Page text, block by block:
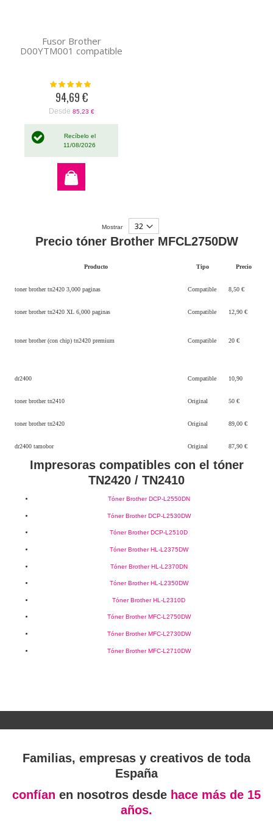
Fusor Brother
D00YTM001 compatible
Valoración:
94,69 €
Desde 85,23 €
Recíbelo el
11/08/2026
Mostrar
Precio tóner Brother MFCL2750DW
Producto Tipo Precio
toner brother tn2420 3,000 paginas Compatible 8,50 €
toner brother tn2420 XL 6,000 paginas Compatible 12,90 €
toner brother (con chip) tn2420 premium Compatible 20 €
dr2400 Compatible 10,90
toner brother tn2410 Original 50 €
toner brother tn2420 Original 89,00 €
dr2400 tamobor Original 87,90 €
Impresoras compatibles con el tóner
TN2420 / TN2410
Tóner Brother DCP-L2550DN
Tóner Brother DCP-L2530DW
Tóner Brother DCP-L2510D
Tóner Brother HL-L2375DW
Tóner Brother HL-L2370DN
Tóner Brother HL-L2350DW
Tóner Brother HL-L2310D
Tóner Brother MFC-L2750DW
Tóner Brother MFC-L2730DW
Tóner Brother MFC-L2710DW
Familias, empresas y creativos de toda
España
confían en nosotros desde hace más de 15
años.